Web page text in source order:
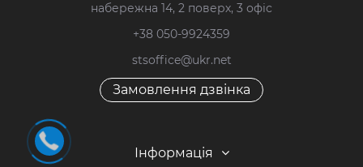
набережна 14, 2 поверх, 3 офіс
+38 050-9924359
stsoffice@ukr.net
Замовлення дзвінка
Інформація